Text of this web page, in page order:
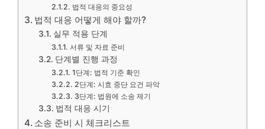
법적 대응의 중요성
법적 대응 어떻게 해야 할까?
실무 적용 단계
서류 및 자료 준비
단계별 진행 과정
1단계: 법적 기준 확인
2단계: 시효 중단 요건 파악
3단계: 법원에 소송 제기
법적 대응 시기
소송 준비 시 체크리스트